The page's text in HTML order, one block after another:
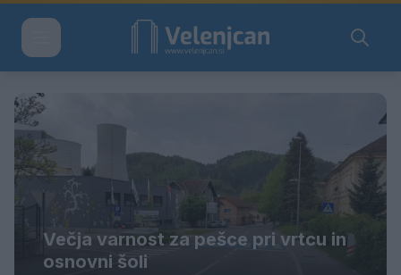
Večja varnost za pešce pri vrtcu in
osnovni šoli